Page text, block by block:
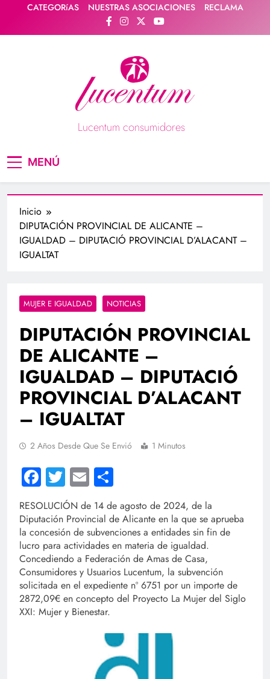
contenido
CATEGORíAS NUESTRAS ASOCIACIONES RECLAMA
Lucentum consumidores
MENÚ
Inicio
DIPUTACIÓN PROVINCIAL DE ALICANTE –
IGUALDAD – DIPUTACIÓ PROVINCIAL D’ALACANT –
IGUALTAT
MUJER E IGUALDAD NOTICIAS
DIPUTACIÓN PROVINCIAL
DE ALICANTE –
IGUALDAD – DIPUTACIÓ
PROVINCIAL D’ALACANT
– IGUALTAT
2 Años Desde Que Se Envió 1 Minutos
Facebook
Twitter
Email
RESOLUCIÓN de 14 de agosto de 2024, de la
Diputación Provincial de Alicante en la que se aprueba
la concesión de subvenciones a entidades sin fin de
lucro para actividades en materia de igualdad.
Concediendo a Federación de Amas de Casa,
Consumidores y Usuarios Lucentum, la subvención
solicitada en el expediente nº 6751 por un importe de
2872,09€ en concepto del Proyecto La Mujer del Siglo
XXI: Mujer y Bienestar.